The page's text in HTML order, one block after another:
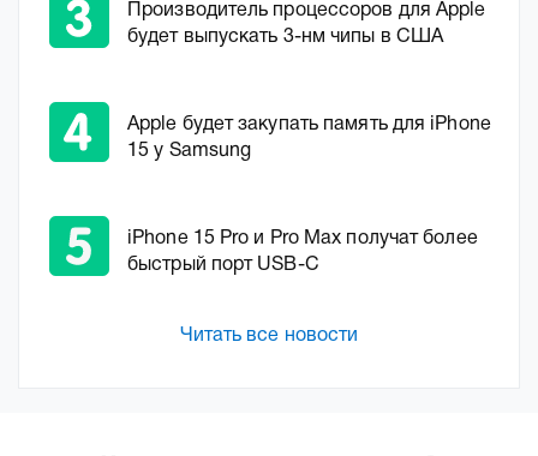
Производитель процессоров для Apple
будет выпускать 3-нм чипы в США
Apple будет закупать память для iPhone
15 у Samsung
iPhone 15 Pro и Pro Max получат более
быстрый порт USB-C
Читать все новости